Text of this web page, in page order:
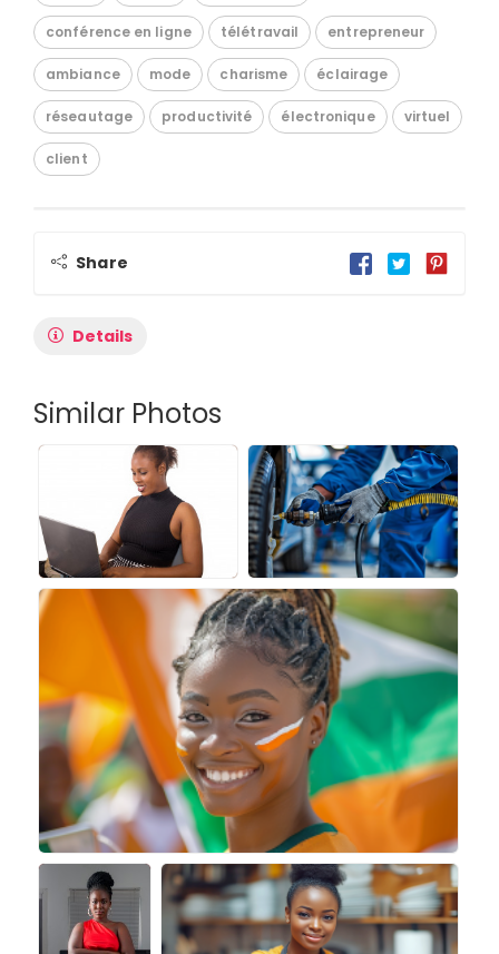
conférence en ligne télétravail entrepreneur
ambiance mode charisme éclairage
réseautage productivité électronique virtuel
client
Share
Details
Similar Photos